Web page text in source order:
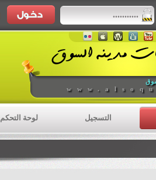
التسجيل لوحة التحكم